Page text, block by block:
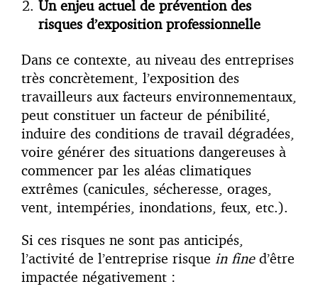
Un enjeu actuel de prévention des
risques d’exposition professionnelle
Dans ce contexte, au niveau des entreprises
très concrètement, l’exposition des
travailleurs aux facteurs environnementaux,
peut constituer un facteur de pénibilité,
induire des conditions de travail dégradées,
voire générer des situations dangereuses à
commencer par les aléas climatiques
extrêmes (canicules, sécheresse, orages,
vent, intempéries, inondations, feux, etc.).
Si ces risques ne sont pas anticipés,
l’activité de l’entreprise risque in fined’être
impactée négativement :